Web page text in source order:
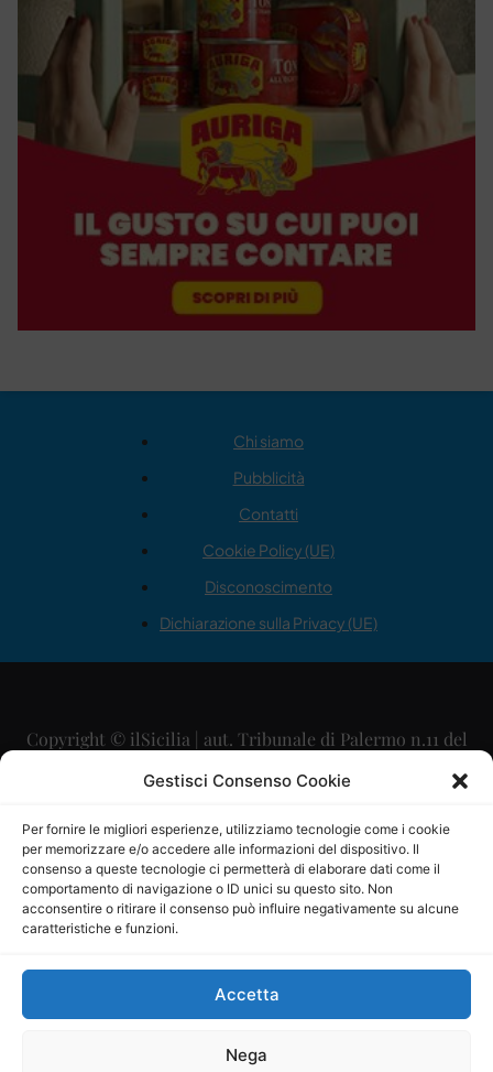
Gestisci Consenso Cookie
Per fornire le migliori esperienze, utilizziamo tecnologie come i cookie
per memorizzare e/o accedere alle informazioni del dispositivo. Il
consenso a queste tecnologie ci permetterà di elaborare dati come il
comportamento di navigazione o ID unici su questo sito. Non
acconsentire o ritirare il consenso può influire negativamente su alcune
caratteristiche e funzioni.
Accetta
Nega
Chi siamo
Pubblicità
Contatti
Cookie Policy (UE)
Disconoscimento
Dichiarazione sulla Privacy (UE)
Copyright © ilSicilia | aut. Tribunale di Palermo n.11 del
29/09/2015
Direttore Editoriale: Maurizio Scaglione
Direttore Responsabile: Maria Calabrese
P.IVA: 06334930820
Mercurio Comunicazione Società Cooperativa a r.l. è
iscritta al Registro degli Operatori di Comunicazione al